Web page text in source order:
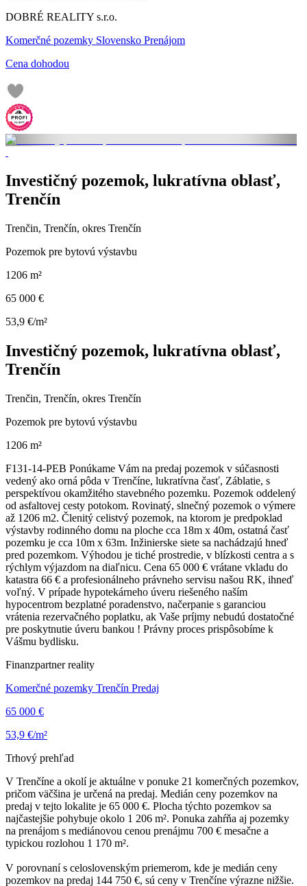
DOBRÉ REALITY s.r.o.
Komerčné pozemky Slovensko Prenájom
Cena dohodou
Investičný pozemok, lukratívna oblasť,
Trenčín
Trenčin, Trenčín, okres Trenčín
Pozemok pre bytovú výstavbu
1206 m²
65 000 €
53,9 €/m²
Investičný pozemok, lukratívna oblasť,
Trenčín
Trenčin, Trenčín, okres Trenčín
Pozemok pre bytovú výstavbu
1206 m²
F131-14-PEB Ponúkame Vám na predaj pozemok v súčasnosti
vedený ako orná pôda v Trenčíne, lukratívna časť, Záblatie, s
perspektívou okamžitého stavebného pozemku. Pozemok oddelený
od asfaltovej cesty potokom. Rovinatý, slnečný pozemok o výmere
až 1206 m2. Členitý celistvý pozemok, na ktorom je predpoklad
výstavby rodinného domu na ploche cca 18m x 40m, ostatná časť
pozemku je cca 10m x 63m. Inžinierske siete sa nachádzajú hneď
pred pozemkom. Výhodou je tiché prostredie, v blízkosti centra a s
rýchlym výjazdom na diaľnicu. Cena 65 000 € vrátane vkladu do
katastra 66 € a profesionálneho právneho servisu našou RK, ihneď
voľný. V prípade hypotekárneho úveru riešeného naším
hypocentrom bezplatné poradenstvo, načerpanie s garanciou
vrátenia rezervačného poplatku, ak Vaše príjmy nebudú dostatočné
pre poskytnutie úveru bankou ! Právny proces prispôsobíme k
Vášmu bydlisku.
Finanzpartner reality
Komerčné pozemky Trenčín Predaj
65 000 €
53,9 €/m²
Trhový prehľad
V Trenčíne a okolí je aktuálne v ponuke 21 komerčných pozemkov,
pričom väčšina je určená na predaj. Medián ceny pozemkov na
predaj v tejto lokalite je 65 000 €. Plocha týchto pozemkov sa
najčastejšie pohybuje okolo 1 206 m². Ponuka zahŕňa aj pozemky
na prenájom s mediánovou cenou prenájmu 700 € mesačne a
typickou rozlohou 1 170 m².
V porovnaní s celoslovenským priemerom, kde je medián ceny
pozemkov na predaj 144 750 €, sú ceny v Trenčíne výrazne nižšie.